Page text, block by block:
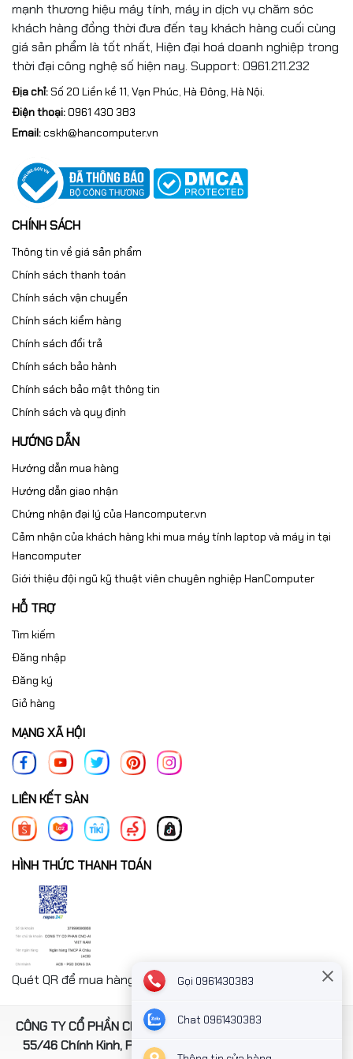
mạnh thương hiệu máy tính, máy in dịch vụ chăm sóc
khách hàng đồng thời đưa đến tay khách hàng cuối cùng
giá sản phẩm là tốt nhất, Hiện đại hoá doanh nghiệp trong
thời đại công nghệ số hiện nay. Support: 0961.211.232
Địa chỉ:Số 20 Liền kề 11, Vạn Phúc, Hà Đông, Hà Nội.
Điện thoại:0961 430 383
Email:cskh@hancomputer.vn
CHÍNH SÁCH
Thông tin về giá sản phẩm
Chính sách thanh toán
Chính sách vận chuyển
Chính sách kiểm hàng
Chính sách đổi trả
Chính sách bảo hành
Chính sách bảo mật thông tin
Chính sách và quy định
HƯỚNG DẪN
Hướng dẫn mua hàng
Hướng dẫn giao nhận
Chứng nhận đại lý của Hancomputer.vn
Cảm nhận của khách hàng khi mua máy tính laptop và máy in tại
Hancomputer
Giới thiệu đội ngũ kỹ thuật viên chuyên nghiệp HanComputer
HỖ TRỢ
Tìm kiếm
Đăng nhập
Đăng ký
Giỏ hàng
MẠNG XÃ HỘI
LIÊN KẾT SÀN
HÌNH THỨC THANH TOÁN
Quét QR để mua hàng nhanh chóng thanh toán công ty
CÔNG TY CỔ PHẦN CNC-AI VIỆT NAM. Địa chỉ: Số 4, ngách
55/46 Chính Kinh, Phường Thanh Xuân, TP Hà Nội, Việt
Gọi 0961430383
Chat 0961430383